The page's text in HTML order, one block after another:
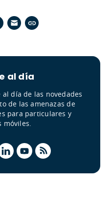
al día
día de las novedades
de las amenazas de
para particulares y
móviles.